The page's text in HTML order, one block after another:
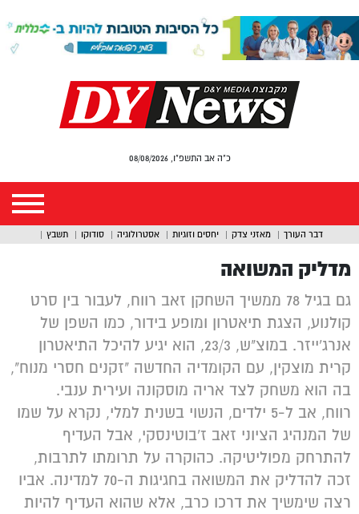
כ"ה אב התשפ"ו, 08/08/2026
דבר העורך מאזני צדק יחסים וזוגיות אסטרולוגיה סודוקו תשבץ
מדליק המשואה
גם בגיל 78 ממשיך השחקן זאב רווח, לעבור בין סרט
קולנוע, הצגת תיאטרון ומופע בידור, כמו השפן של
אנרג'ייזר. במוצ"ש, 23/3, הוא יגיע להיכל התיאטרון
קרית מוצקין, עם הקומדיה החדשה "זקנים חסרי מנוח",
בה הוא משחק לצד אריה מוסקונה ועירית ענבי.
רווח, אב ל-5 ילדים, הנשוי בשנית למלי, נקרא על שמו
של המנהיג הציוני זאב ז'בוטינסקי, אבל העדיף
להתרחק מפוליטיקה. כהוקרה על תרומתו לתרבות,
זכה להדליק את המשואה בחגיגות ה-70 למדינה. אביו
רצה שימשיך את דרכו כרב, אלא שהוא העדיף להיות